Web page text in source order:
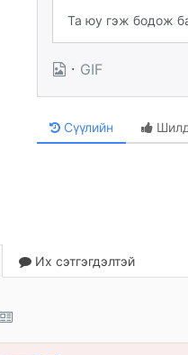
· GIF
Сүүлийн
Их сэтгэгдэлтэй